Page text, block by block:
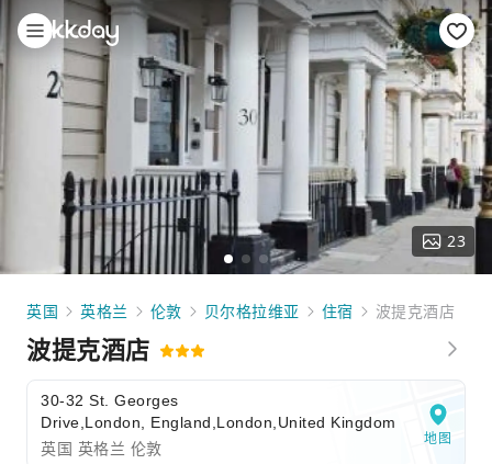
23
英国 英格兰 伦敦 贝尔格拉维亚 住宿 波提克酒店
波提克酒店
30-32 St. Georges
Drive,London, England,London,United Kingdom
英国 英格兰 伦敦
地图